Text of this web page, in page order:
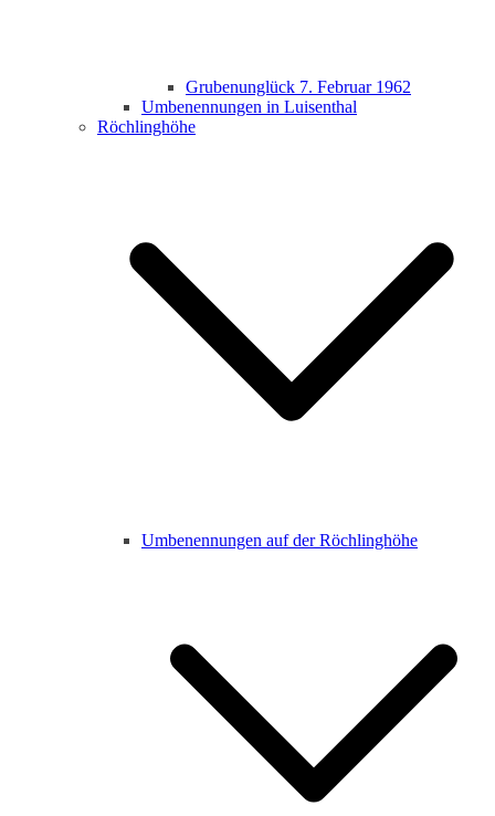
Grubenunglück 7. Februar 1962
Umbenennungen in Luisenthal
Röchlinghöhe
Umbenennungen auf der Röchlinghöhe